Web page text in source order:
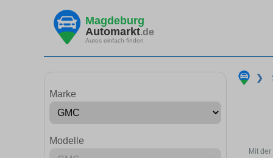
Magdeburg
Automarkt.de
Autos einfach finden
Marke
Modelle
❯
Mit